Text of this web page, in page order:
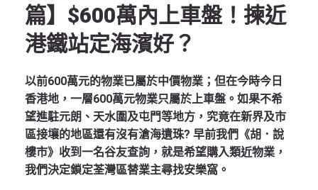
篇】$600萬內上車盤！揀近
港鐵站定海濱好？
以前600萬元的物業已屬於中價物業；但在今時今日
香港地，一層600萬元物業只屬於上車盤。如果不希
望進駐元朗、天水圍及屯門等地方，究竟在新界及市
區接壤的地區還有沒有滄海遺珠? 早前我們《胡．說
樓市》收到一名谷友查詢，就是希望購入類近物業，
我們決定鎖定荃灣區替業主尋找安樂窩。